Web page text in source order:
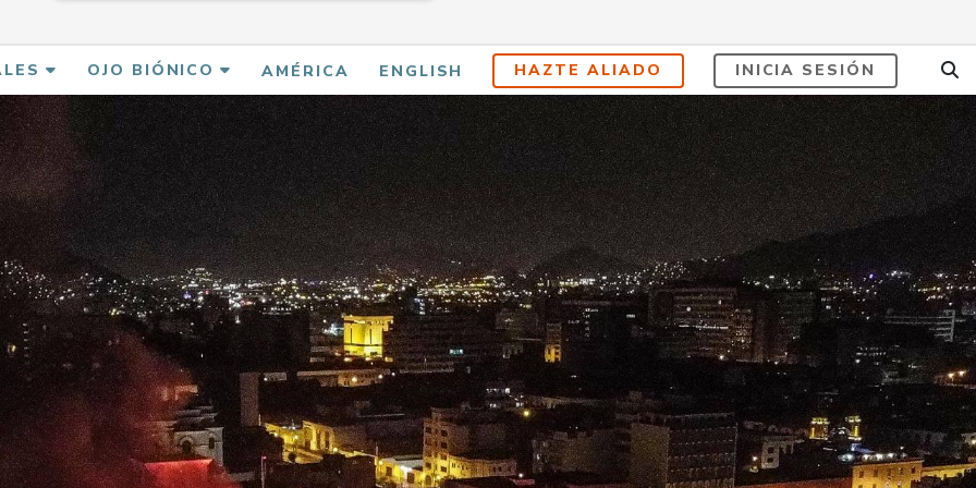
OJO BIÓNICO AMÉRICA ENGLISH HAZTE ALIADO INICIA SESIÓN